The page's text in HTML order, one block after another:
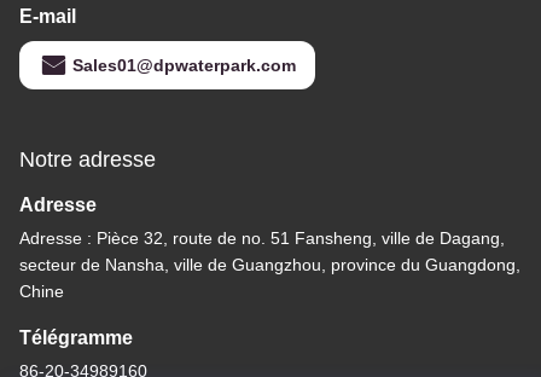
E-mail
Sales01@dpwaterpark.com
Notre adresse
Adresse
Adresse : Pièce 32, route de no. 51 Fansheng, ville de Dagang,
secteur de Nansha, ville de Guangzhou, province du Guangdong,
Chine
Télégramme
86-20-34989160